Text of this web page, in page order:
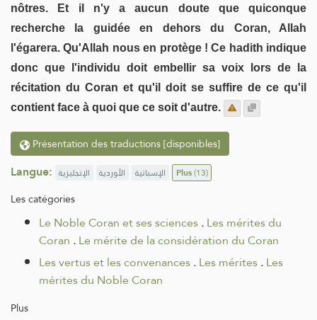
nôtres. Et il n'y a aucun doute que quiconque
recherche la guidée en dehors du Coran, Allah
l'égarera. Qu'Allah nous en protège ! Ce hadith indique
donc que l'individu doit embellir sa voix lors de la
récitation du Coran et qu'il doit se suffire de ce qu'il
contient face à quoi que ce soit d'autre.
Présentation des traductions [disponibles]
Langue: الإنجليزية الأوردية الإسبانية Plus(13)
Les catégories
Le Noble Coran et ses sciences.Les mérites du
Coran .Le mérite de la considération du Coran
Les vertus et les convenances.Les mérites.Les
mérites du Noble Coran
Plus